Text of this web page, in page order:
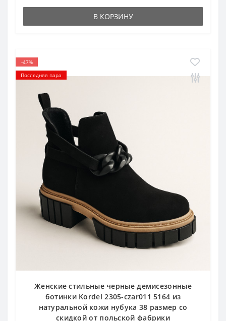
В КОРЗИНУ
-47%
Последняя пара
Женские стильные черные демисезонные
ботинки Kordel 2305-czar011 5164 из
натуральной кожи нубука 38 размер со
скидкой от польской фабрики